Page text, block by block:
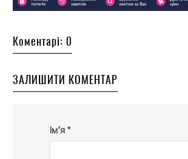
Коментарі: 0
ЗАЛИШИТИ КОМЕНТАР
Ім’я *